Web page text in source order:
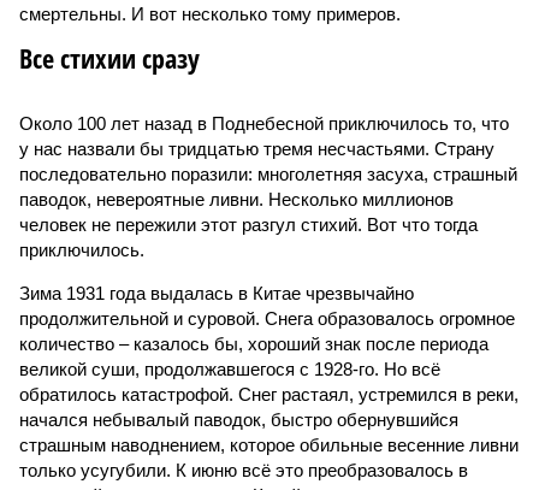
смертельны. И вот несколько тому примеров.
Все стихии сразу
Около 100 лет назад в Поднебесной приключилось то, что
у нас назвали бы тридцатью тремя несчастьями. Страну
последовательно поразили: многолетняя засуха, страшный
паводок, невероятные ливни. Несколько миллионов
человек не пережили этот разгул стихий. Вот что тогда
приключилось.
Зима 1931 года выдалась в Китае чрезвычайно
продолжительной и суровой. Снега образовалось огромное
количество – казалось бы, хороший знак после периода
великой суши, продолжавшегося с 1928-го. Но всё
обратилось катастрофой. Снег растаял, устремился в реки,
начался небывалый паводок, быстро обернувшийся
страшным наводнением, которое обильные весенние ливни
только усугубили. К июню всё это преобразовалось в